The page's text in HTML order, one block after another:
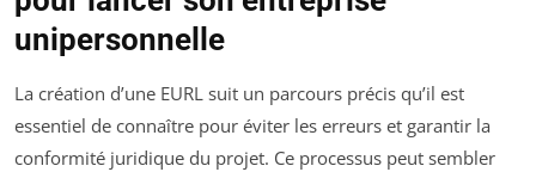
unipersonnelle
La création d’une EURL suit un parcours précis qu’il est
essentiel de connaître pour éviter les erreurs et garantir la
conformité juridique du projet. Ce processus peut sembler